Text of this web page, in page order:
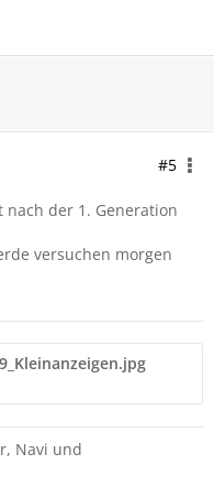
#5
nach der 1. Generation
versuchen morgen
Navi und